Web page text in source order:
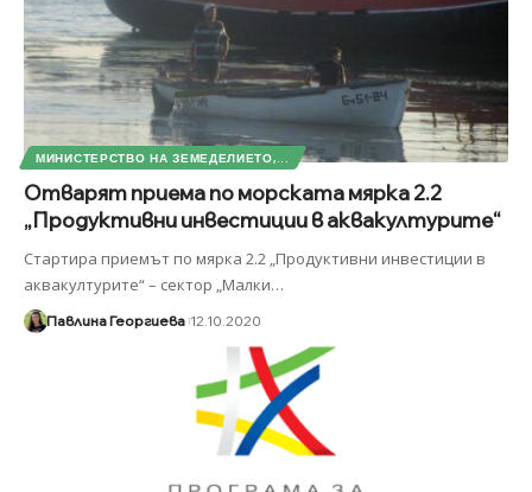
МИНИСТЕРСТВО НА ЗЕМЕДЕЛИЕТО,...
Отварят приема по морската мярка 2.2
„Продуктивни инвестиции в аквакултурите“
Стартира приемът по мярка 2.2 „Продуктивни инвестиции в
аквакултурите“ – сектор „Малки…
Павлина Георгиева 12.10.2020